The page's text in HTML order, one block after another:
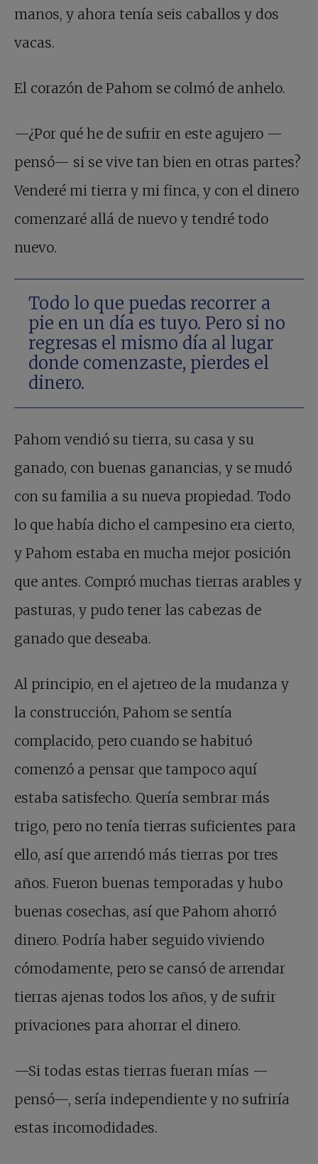
manos, y ahora tenía seis caballos y dos
vacas.
El corazón de Pahom se colmó de anhelo.
—¿Por qué he de sufrir en este agujero —
pensó— si se vive tan bien en otras partes?
Venderé mi tierra y mi finca, y con el dinero
comenzaré allá de nuevo y tendré todo
nuevo.
Todo lo que puedas recorrer a
pie en un día es tuyo. Pero si no
regresas el mismo día al lugar
donde comenzaste, pierdes el
dinero.
Pahom vendió su tierra, su casa y su
ganado, con buenas ganancias, y se mudó
con su familia a su nueva propiedad. Todo
lo que había dicho el campesino era cierto,
y Pahom estaba en mucha mejor posición
que antes. Compró muchas tierras arables y
pasturas, y pudo tener las cabezas de
ganado que deseaba.
Al principio, en el ajetreo de la mudanza y
la construcción, Pahom se sentía
complacido, pero cuando se habituó
comenzó a pensar que tampoco aquí
estaba satisfecho. Quería sembrar más
trigo, pero no tenía tierras suficientes para
ello, así que arrendó más tierras por tres
años. Fueron buenas temporadas y hubo
buenas cosechas, así que Pahom ahorró
dinero. Podría haber seguido viviendo
cómodamente, pero se cansó de arrendar
tierras ajenas todos los años, y de sufrir
privaciones para ahorrar el dinero.
—Si todas estas tierras fueran mías —
pensó—, sería independiente y no sufriría
estas incomodidades.